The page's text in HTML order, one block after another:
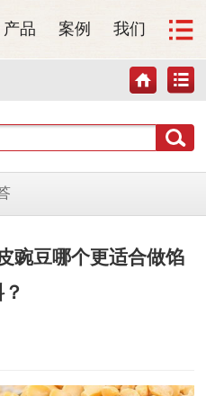
产品 案例 我们
豌豆哪个更适合做馅